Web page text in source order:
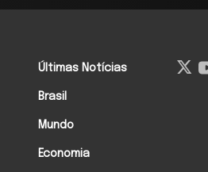
Últimas Notícias
Brasil
Mundo
Economia